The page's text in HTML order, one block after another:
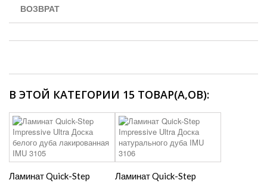
ВОЗВРАТ
В ЭТОЙ КАТЕГОРИИ 15 ТОВАР(А,ОВ):
Ламинат Quick-Step
Ламинат Quick-Step